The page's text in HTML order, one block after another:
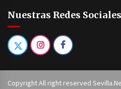
Nuestras Redes Sociales
Copyright All right reserved